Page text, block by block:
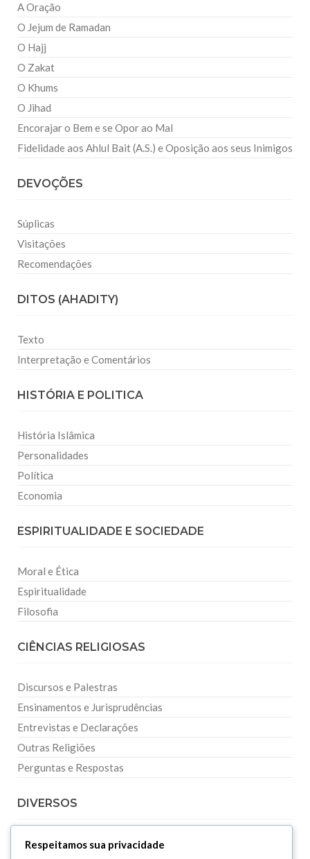
A Oração
O Jejum de Ramadan
O Hajj
O Zakat
O Khums
O Jihad
Encorajar o Bem e se Opor ao Mal
Fidelidade aos Ahlul Bait (A.S.) e Oposição aos seus Inimigos
DEVOÇÕES
Súplicas
Visitações
Recomendações
DITOS (AHADITY)
Texto
Interpretação e Comentários
HISTÓRIA E POLITICA
História Islâmica
Personalidades
Política
Economia
ESPIRITUALIDADE E SOCIEDADE
Moral e Ética
Espiritualidade
Filosofia
CIÊNCIAS RELIGIOSAS
Discursos e Palestras
Ensinamentos e Jurisprudências
Entrevistas e Declarações
Outras Religiões
Perguntas e Respostas
DIVERSOS
Curiosidades
Respeitamos sua privacidade